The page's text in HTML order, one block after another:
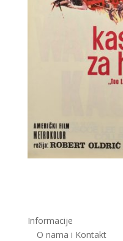
Informacije
O nama i Kontakt